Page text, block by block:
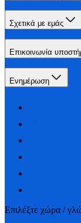
Σχετικά με εμάς
Επικοινωνία
Ενημέρωση
Επιλέξτε χώρα /